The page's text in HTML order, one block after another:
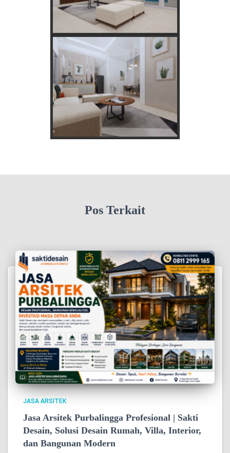
Pos Terkait
JASA ARSITEK
Jasa Arsitek Purbalingga Profesional | Sakti
Desain, Solusi Desain Rumah, Villa, Interior,
dan Bangunan Modern